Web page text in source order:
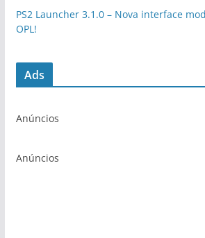
PS2 Launcher 3.1.0 – Nova interface
OPL!
Ads
Anúncios
Anúncios